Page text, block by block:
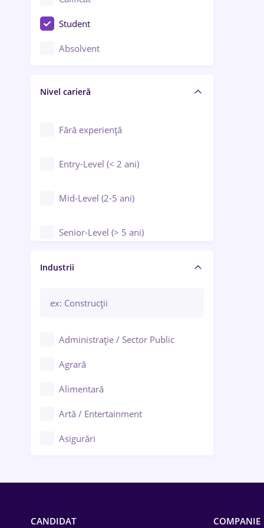
Construcții / Instalații
Controlul calității
Educație / Training / Arte
Student
Absolvent
Nivel carieră
Fără experiență
Entry-Level (< 2 ani)
Mid-Level (2-5 ani)
Senior-Level (> 5 ani)
Manager / Executiv
Industrii
Administrație / Sector Public
Agrară
Alimentară
Artă / Entertainment
Asigurări
CANDIDAT COMPANIE